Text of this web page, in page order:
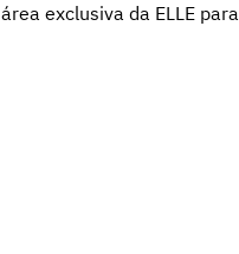
exclusiva da ELLE para